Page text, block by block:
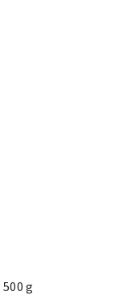
g